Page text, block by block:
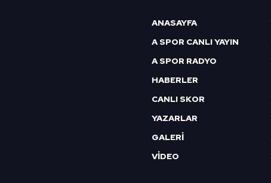
ANASAYFA
A SPOR CANLI YAYIN
A SPOR RADYO
HABERLER
CANLI SKOR
YAZARLAR
GALERİ
VİDEO